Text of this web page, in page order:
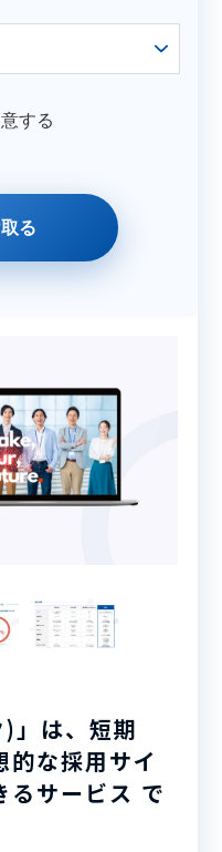
」は、短期
的な採用サイ
るサービス で